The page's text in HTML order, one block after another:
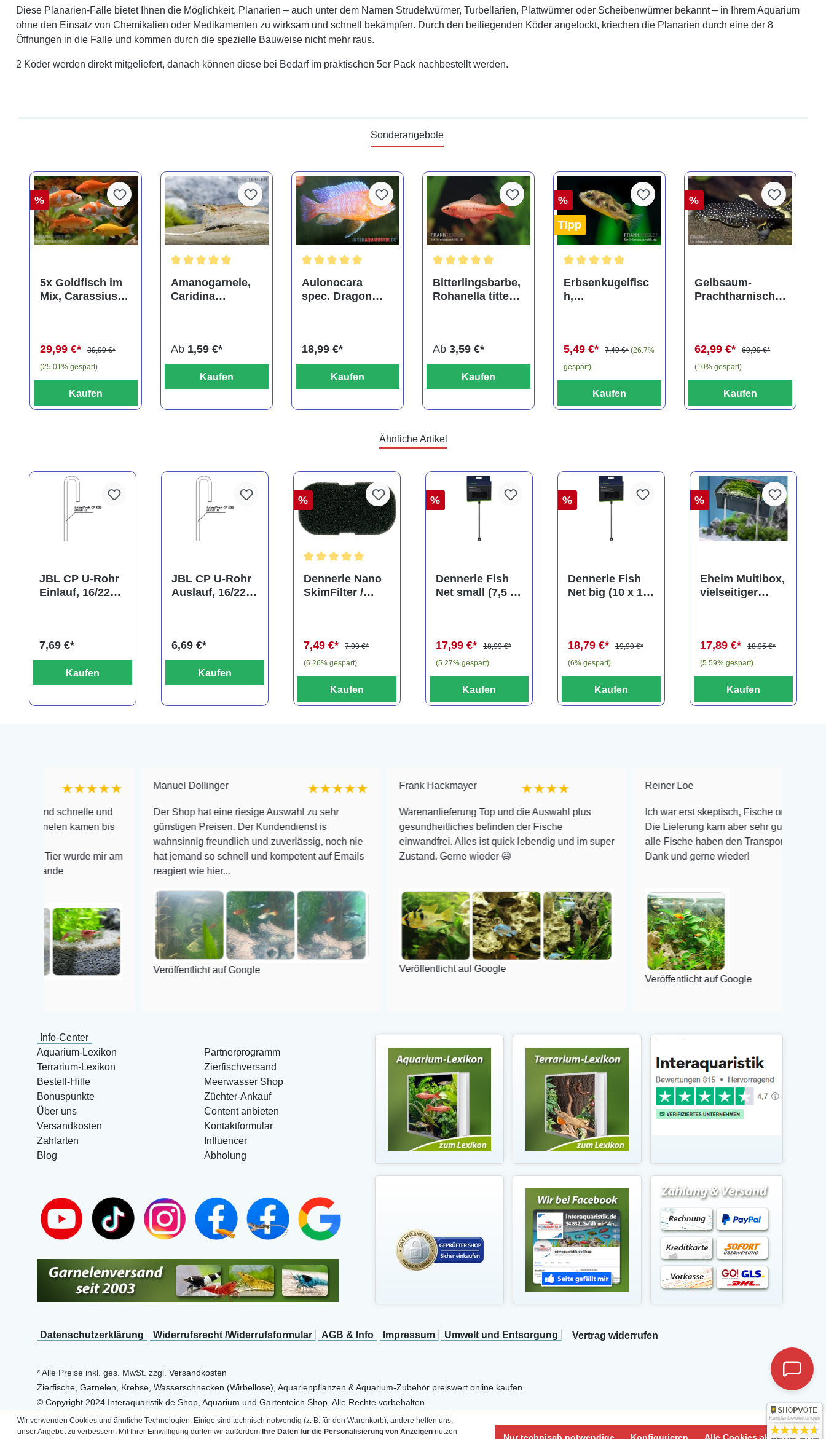
Diese Planarien-Falle bietet Ihnen die Möglichkeit, Planarien – auch unter dem Namen Strudelwürmer, Turbellarien, Plattwürmer oder Scheibenwürmer bekannt – in Ihrem Aquarium
ohne den Einsatz von Chemikalien oder Medikamenten zu wirksam und schnell bekämpfen. Durch den beiliegenden Köder angelockt, kriechen die Planarien durch eine der 8
Öffnungen in die Falle und kommen durch die spezielle Bauweise nicht mehr raus.
2 Köder werden direkt mitgeliefert, danach können diese bei Bedarf im praktischen 5er Pack nachbestellt werden.
Sonderangebote
%
5x Goldfisch im
Mix, Carassius
29,99 €*
39,99 €*
(25.01% gespart)
Kaufen
Amanogarnele,
Caridina
Ab 1,59 €*
Kaufen
Aulonocara
spec. Dragon
18,99 €*
Kaufen
Bitterlingsbarbe,
Rohanella titteya,
Ab 3,59 €*
Kaufen
%
Tipp
Erbsenkugelfisc
h,
5,49 €*
7,49 €* (26.7%
gespart)
Kaufen
%
Gelbsaum-
Prachtharnischw
62,99 €*
69,99 €*
(10% gespart)
Kaufen
Ähnliche Artikel
JBL CP U-Rohr
Einlauf, 16/22
7,69 €*
Kaufen
JBL CP U-Rohr
Auslauf, 16/22
6,69 €*
Kaufen
%
Dennerle Nano
SkimFilter /
7,49 €*
7,99 €*
(6.26% gespart)
Kaufen
%
Dennerle Fish
Net small (7,5 x
17,99 €*
18,99 €*
(5.27% gespart)
Kaufen
%
Dennerle Fish
Net big (10 x 13
18,79 €*
19,99 €*
(6% gespart)
Kaufen
%
Eheim Multibox,
vielseitiger
17,89 €*
18,95 €*
(5.59% gespart)
Kaufen
★★★★★
schnelle und
kamen bis
wurde mir am
Manuel Dollinger ★★★★★
Der Shop hat eine riesige Auswahl zu sehr
günstigen Preisen. Der Kundendienst is
wahnsinnig freundlich und zuverlässig, noch nie
hat jemand so schnell und kompetent auf Emails
reagiert wie hier...
Veröffentlicht auf Google
Frank Hackmayer ★★★★
Warenanlieferung Top und die Auswahl plus
gesundheitliches befinden der Fische
einwandfrei. Alles ist quick lebendig und im super
Zustand. Gerne wieder 😃
Veröffentlicht auf Google
Reiner Loe
Ich war erst skeptisch, Fische online zu bestellen!
Die Lieferung kam aber sehr gut verpackt an und
alle Fische haben den Transport überlebt! Vielen
Dank und gerne wieder!
Veröffentlicht auf Google
Info-Center
Aquarium-Lexikon
Terrarium-Lexikon
Bestell-Hilfe
Bonuspunkte
Über uns
Versandkosten
Zahlarten
Blog
Partnerprogramm
Zierfischversand
Meerwasser Shop
Züchter-Ankauf
Content anbieten
Kontaktformular
Influencer
Abholung
Daten­schutz­erklärung Widerrufs­recht /Widerrufs­formular AGB & Info Impressum Umwelt und Entsorgung Vertrag widerrufen
* Alle Preise inkl. ges. MwSt. zzgl. Versandkosten
Zierfische, Garnelen, Krebse, Wasserschnecken (Wirbellose), Aquarienpflanzen & Aquarium-Zubehör preiswert online kaufen.
© Copyright 2024 Interaquaristik.de Shop, Aquarium und Gartenteich Shop. Alle Rechte vorbehalten.
Wir verwenden Cookies und ähnliche Technologien. Einige sind technisch notwendig (z. B. für den Warenkorb), andere helfen uns,
unser Angebot zu verbessern. Mit Ihrer Einwilligung dürfen wir außerdem Ihre Daten für die Personalisierung von Anzeigen nutzen
Kundenbewertungen